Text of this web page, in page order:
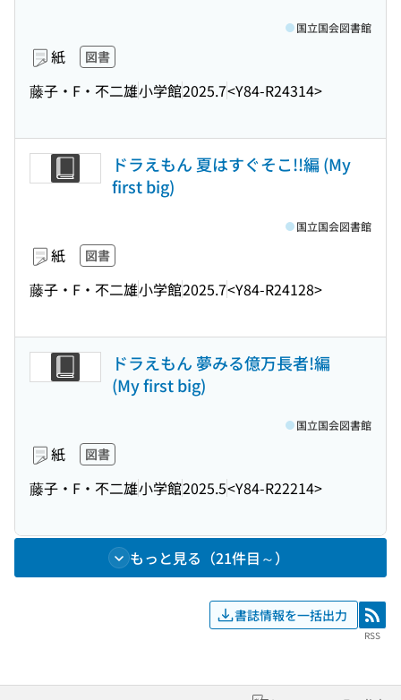
紙 図書
藤子・F・不二雄小学館2025.7<Y84-R24314>
国立国会図書館
ドラえもん 夏はすぐそこ!!編 (My
first big)
紙 図書
藤子・F・不二雄小学館2025.7<Y84-R24128>
国立国会図書館
ドラえもん 夢みる億万長者!編
(My first big)
紙 図書
藤子・F・不二雄小学館2025.5<Y84-R22214>
国立国会図書館
もっと見る（21件目～）
書誌情報を一括出力 RSS
RSS